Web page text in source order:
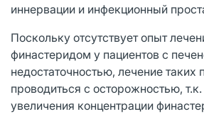
иннервации и инфекционный
Поскольку отсутствует опыт
финастеридом у пациентов с
недостаточностью, лечение таких
проводиться с осторожностью,
увеличения концентрации